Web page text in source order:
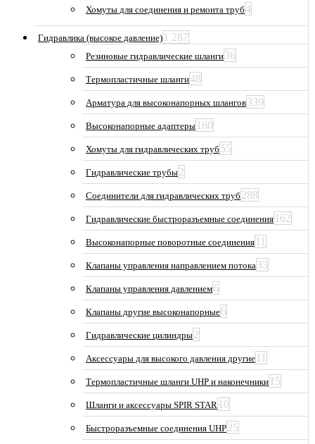
Хомуты для соединения и ремонта труб4
Гидравлика (высокое давление) 1 287
Резиновые гидравлические шланги36
Термопластичные шланги48
Арматура для высоконапорных шлангов339
Высоконапорные адаптеры 160
Хомуты для гидравлических труб 55
Гидравлические трубы2
Соединители для гидравлических труб 288
Гидравлические быстроразъемные соединения 162
Высоконапорные поворотные соединения 11
Клапаны управления направлением потока33
Клапаны управления давлением6
Клапаны другие высоконапорные6
Гидравлические цилиндры2
Аксессуары для высокого давления другие 11
Термопластичные шланги UHP и наконечники 15
Шланги и аксессуары SPIR STAR 10
Быстроразъемные соединения UHP25